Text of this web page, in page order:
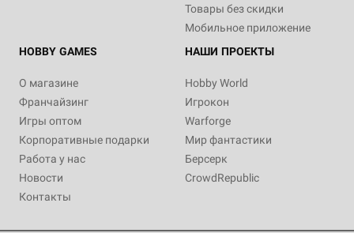
Товары без скидки
Мобильное приложение
HOBBY GAMES
О магазине
Франчайзинг
Игры оптом
Корпоративные подарки
Работа у нас
Новости
Контакты
НАШИ ПРОЕКТЫ
Hobby World
Игрокон
Warforge
Мир фантастики
Берсерк
CrowdRepublic